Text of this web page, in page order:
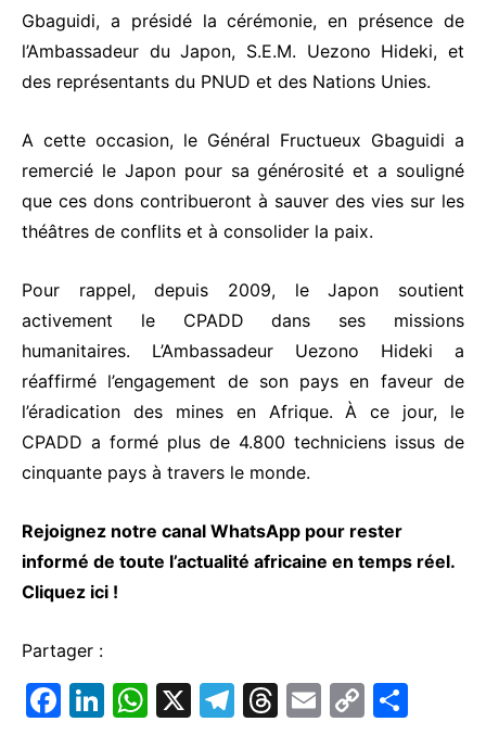
Gbaguidi, a présidé la cérémonie, en présence de
l’Ambassadeur du Japon, S.E.M. Uezono Hideki, et
des représentants du PNUD et des Nations Unies.
A cette occasion, le Général Fructueux Gbaguidi a
remercié le Japon pour sa générosité et a souligné
que ces dons contribueront à sauver des vies sur les
théâtres de conflits et à consolider la paix.
Pour rappel, depuis 2009, le Japon soutient
activement le CPADD dans ses missions
humanitaires. L’Ambassadeur Uezono Hideki a
réaffirmé l’engagement de son pays en faveur de
l’éradication des mines en Afrique. À ce jour, le
CPADD a formé plus de 4.800 techniciens issus de
cinquante pays à travers le monde.
Rejoignez notre canal WhatsApp pour rester
informé de toute l’actualité africaine en temps réel.
Cliquez ici !
Partager :
F
Li W X
T
T
E
C